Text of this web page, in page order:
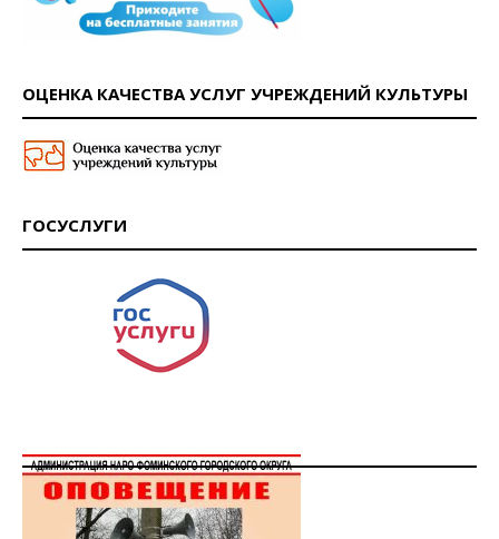
ОЦЕНКА КАЧЕСТВА УСЛУГ УЧРЕЖДЕНИЙ КУЛЬТУРЫ
ГОСУСЛУГИ